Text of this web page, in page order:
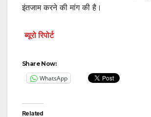
इंतजाम करने की मांग की है।
ब्यूरो रिपोर्ट
Share Now:
WhatsApp
Related